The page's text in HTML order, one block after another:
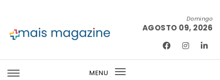
Domingo
AGOSTO 09, 2026
MENU
Toggle